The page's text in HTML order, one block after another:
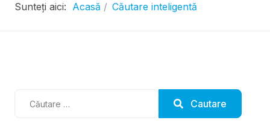
Sunteți aici: Acasă Căutare inteligentă
Cautare